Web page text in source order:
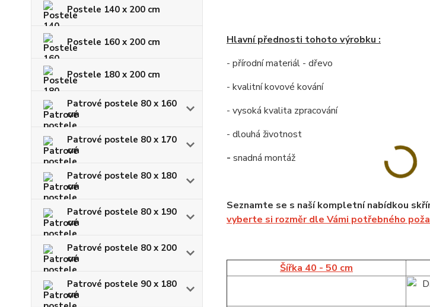
Postele 140 x 200 cm
Postele 160 x 200 cm
Postele 180 x 200 cm
Patrové postele 80 x 160
cm
Patrové postele 80 x 170
cm
Patrové postele 80 x 180
cm
Patrové postele 80 x 190
cm
Patrové postele 80 x 200
cm
Patrové postele 90 x 180
cm
Hlavní přednosti tohoto výrobku :
- přírodní materiál - dřevo
- kvalitní kovové kování
- vysoká kvalita zpracování
- dlouhá životnost
- snadná montáž
Seznamte se s naší kompletní nabídkou
vyberte si rozměr dle Vámi potřebného
Šířka 40 - 50 cm